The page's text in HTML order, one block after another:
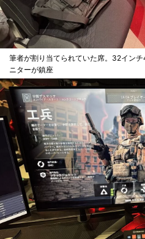
筆者が割り当てられていた席。32イン
ニターが鎮座